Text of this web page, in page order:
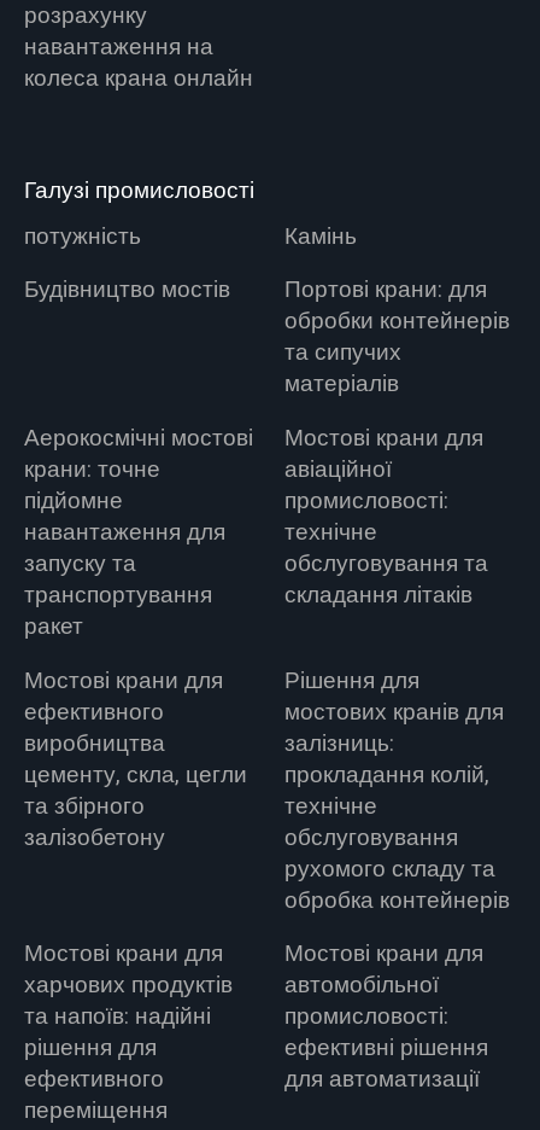
розрахунку
навантаження на
колеса крана онлайн
Галузі промисловості
потужність
Камінь
Будівництво мостів
Портові крани: для
обробки контейнерів
та сипучих
матеріалів
Аерокосмічні мостові
крани: точне
підйомне
навантаження для
запуску та
транспортування
ракет
Мостові крани для
авіаційної
промисловості:
технічне
обслуговування та
складання літаків
Мостові крани для
ефективного
виробництва
цементу, скла, цегли
та збірного
залізобетону
Рішення для
мостових кранів для
залізниць:
прокладання колій,
технічне
обслуговування
рухомого складу та
обробка контейнерів
Мостові крани для
харчових продуктів
та напоїв: надійні
рішення для
ефективного
переміщення
Мостові крани для
автомобільної
промисловості:
ефективні рішення
для автоматизації